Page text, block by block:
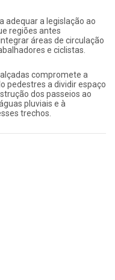
adequar a legislação ao
regiões antes
áreas de circulação
e ciclistas.
compromete a
pedestres a dividir espaço
dos passeios ao
pluviais e à
trechos.